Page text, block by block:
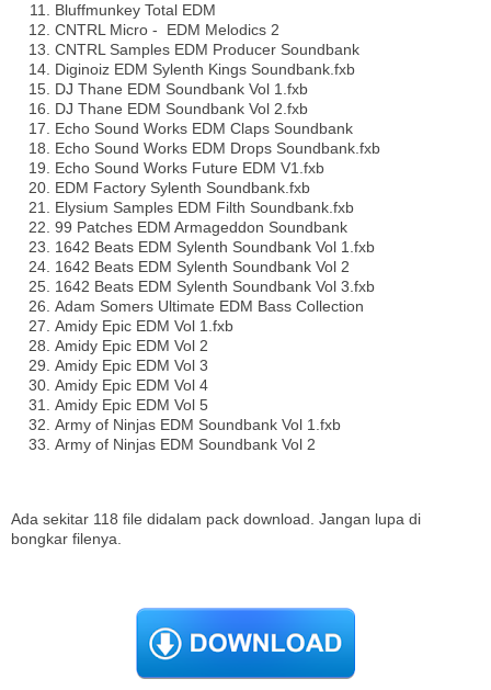
Bluffmunkey Total EDM
CNTRL Micro - EDM Melodics 2
CNTRL Samples EDM Producer Soundbank
Diginoiz EDM Sylenth Kings Soundbank.fxb
DJ Thane EDM Soundbank Vol 1.fxb
DJ Thane EDM Soundbank Vol 2.fxb
Echo Sound Works EDM Claps Soundbank
Echo Sound Works EDM Drops Soundbank.fxb
Echo Sound Works Future EDM V1.fxb
EDM Factory Sylenth Soundbank.fxb
Elysium Samples EDM Filth Soundbank.fxb
99 Patches EDM Armageddon Soundbank
1642 Beats EDM Sylenth Soundbank Vol 1.fxb
1642 Beats EDM Sylenth Soundbank Vol 2
1642 Beats EDM Sylenth Soundbank Vol 3.fxb
Adam Somers Ultimate EDM Bass Collection
Amidy Epic EDM Vol 1.fxb
Amidy Epic EDM Vol 2
Amidy Epic EDM Vol 3
Amidy Epic EDM Vol 4
Amidy Epic EDM Vol 5
Army of Ninjas EDM Soundbank Vol 1.fxb
Army of Ninjas EDM Soundbank Vol 2
Ada sekitar 118 file didalam pack download. Jangan lupa di
bongkar filenya.